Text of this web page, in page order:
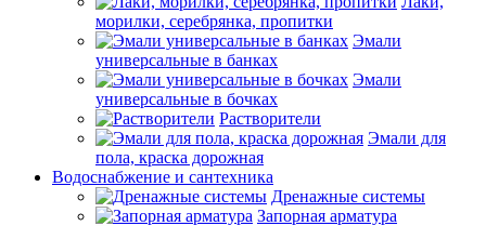
морилки, серебрянка, пропитки
Эмали
универсальные в банках
Эмали
универсальные в бочках
Растворители
Эмали для
пола, краска дорожная
Водоснабжение и сантехника
Дренажные системы
Запорная арматура